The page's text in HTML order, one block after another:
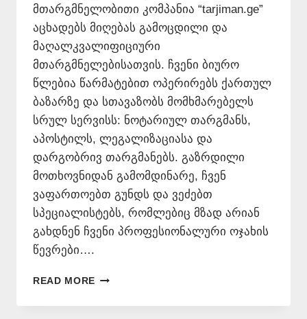
მთარგმნელობითი კომპანია “tarjiman.ge”
აცხადებს მიღებას გამოცდილი და
მაღალკვალიფიციური
მთარგმნელებისათვის. ჩვენი ბიურო
წლებია წარმატებით ოპერირებს ქართულ
ბაზარზე და სთავაზობს მომხმარებელს
სრულ სერვისს: ნოტარიულ თარგმანს,
აპოსტილს, ლეგალიზაციასა და
დარგობრივ თარგმანებს. გაზრდილი
მოთხოვნიდან გამომდინარე, ჩვენ
ვაფართოებთ გუნდს და ვეძებთ
სპეციალისტებს, რომლებიც მზად არიან
გახდნენ ჩვენი პროფესიონალური ოჯახის
წევრები….
READ MORE ᲕᲐᲙᲐᲜᲡᲘᲐ